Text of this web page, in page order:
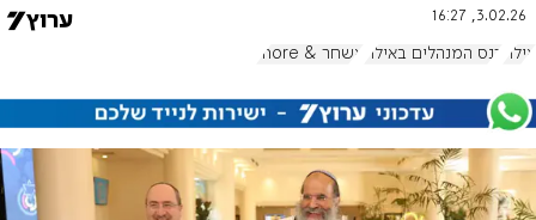
3.02.26, 16:27
אילת כנס המנהלים באילת אשחר & more